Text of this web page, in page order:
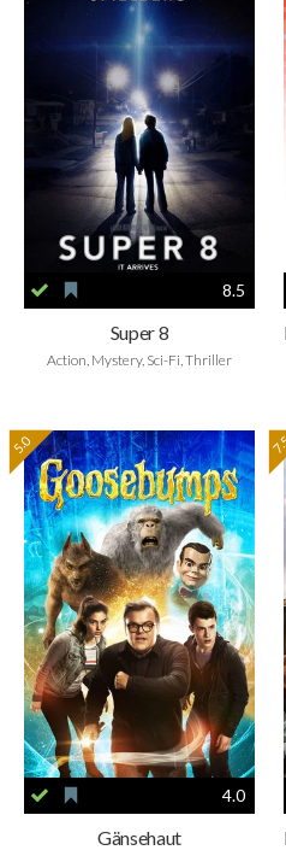
8.5
Super 8
Action, Mystery, Sci-Fi, Thriller
5.0
4.0
Gänsehaut